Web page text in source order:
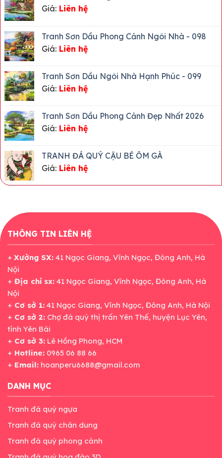
Và
Giá: Liên hệ
Tranh Sơn Dầu Phong Cảnh Ngôi Nhà - 098
Giá: Liên hệ
Tranh Sơn Dầu Ngôi Nhà Hạnh Phúc - 099
Giá: Liên hệ
Tranh Sơn Dầu Phong Cảnh Đẹp Nhất 2026
Giá: Liên hệ
TRANH ĐÁ QUÝ CẬU BÉ ÔM GÀ
Giá: Liên hệ
THÔNG TIN LIÊN HỆ
+ Xưởng SX: 41 Ngọc Giang, Vĩnh Ngọc, Đông Anh, Hà
Nội
+ Địa chỉ sx: 41 Ngọc Giang, Vĩnh Ngọc, Đông Anh, Hà
Nội
+ Cơ sở 1: 41 Ngọc Giang, Vĩnh Ngọc, Đông Anh, Hà Nội
+ Cơ sở 2: Chợ đá quý thị trấn Yên Thế, huyện Lục Yên,
tỉnh Yên Bái
+ Cơ sở 3: Lê Hồng Phong, HCM
+ Hotline: 0965 06 88 66
+ Email: hoanperu6688@gmail.com
DANH MỤC
Tranh đá quý ngựa
Tranh đá quý chân dung
Tranh đá quý phong cảnh